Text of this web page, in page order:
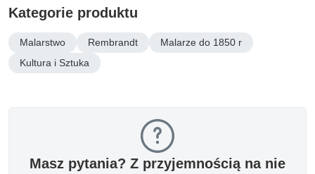
Kategorie produktu
Malarstwo Rembrandt
Malarze do 1850 r
Kultura i Sztuka
Masz pytania? Z przyjemnością na nie